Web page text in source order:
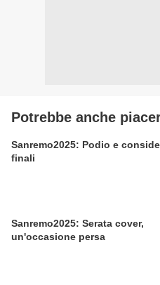
Potrebbe anche
Sanremo2025: Podio e
finali
Sanremo2025: Serata cover,
un'occasione persa